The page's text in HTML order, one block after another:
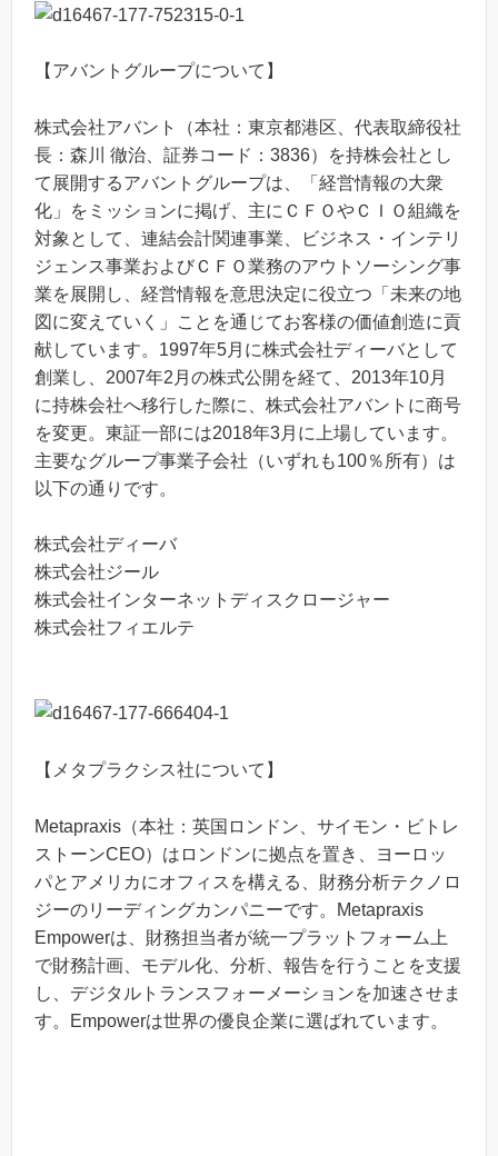
【アバントグループについて】
株式会社アバント（本社：東京都港区、代表取締役社
長：森川 徹治、証券コード：3836）を持株会社とし
て展開するアバントグループは、「経営情報の大衆
化」をミッションに掲げ、主にＣＦＯやＣＩＯ組織を
対象として、連結会計関連事業、ビジネス・インテリ
ジェンス事業およびＣＦＯ業務のアウトソーシング事
業を展開し、経営情報を意思決定に役立つ「未来の地
図に変えていく」ことを通じてお客様の価値創造に貢
献しています。1997年5月に株式会社ディーバとして
創業し、2007年2月の株式公開を経て、2013年10月
に持株会社へ移行した際に、株式会社アバントに商号
を変更。東証一部には2018年3月に上場しています。
主要なグループ事業子会社（いずれも100％所有）は
以下の通りです。
株式会社ディーバ
株式会社ジール
株式会社インターネットディスクロージャー
株式会社フィエルテ
【メタプラクシス社について】
Metapraxis（本社：英国ロンドン、サイモン・ビトレ
ストーンCEO）はロンドンに拠点を置き、ヨーロッ
パとアメリカにオフィスを構える、財務分析テクノロ
ジーのリーディングカンパニーです。Metapraxis
Empowerは、財務担当者が統一プラットフォーム上
で財務計画、モデル化、分析、報告を行うことを支援
し、デジタルトランスフォーメーションを加速させま
す。Empowerは世界の優良企業に選ばれています。